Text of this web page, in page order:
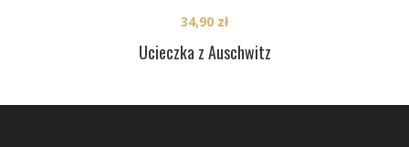
Ucieczka z Auschwitz
34,90 zł